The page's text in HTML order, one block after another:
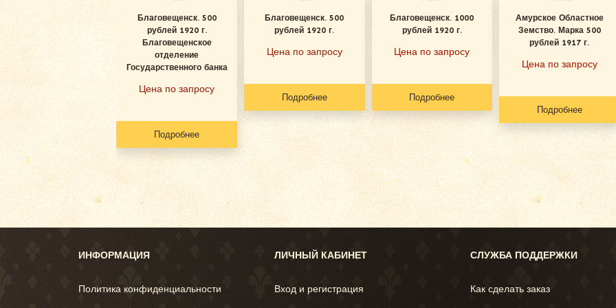
Благовещенск. 500
рублей 1920 г.
Благовещенское
отделение
Государственного банка
Цена по запросу
Подробнее
Благовещенск. 500
рублей 1920 г.
Цена по запросу
Подробнее
Благовещенск. 1000
рублей 1920 г.
Цена по запросу
Подробнее
Амурское Областное
Земство. Марка 500
рублей 1917 г.
Цена по запросу
Подробнее
ИНФОРМАЦИЯ
Политика конфиденциальности
ЛИЧНЫЙ КАБИНЕТ
Вход и регистрация
СЛУЖБА ПОДДЕРЖКИ
Как сделать заказ